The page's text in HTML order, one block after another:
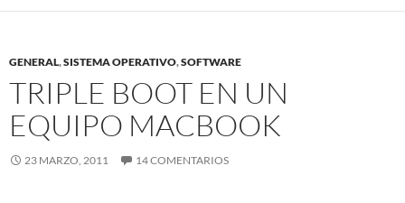
GENERAL,SISTEMA OPERATIVO,SOFTWARE
TRIPLE BOOT EN UN
EQUIPO MACBOOK
23 MARZO, 2011 14 COMENTARIOS